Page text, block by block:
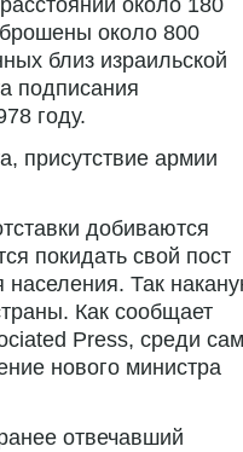
около 180
около 800
близ израильской
подписания
году.
присутствие армии
добиваются
покидать свой пост
Так
Как сообщает
Press, среди
нового министра
отвечавший